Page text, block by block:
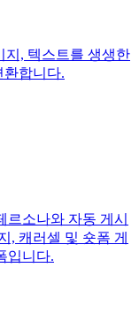
지, 텍스트를 생생한
환합니다.
소나와 자동 게시
, 캐러셀 및 숏폼 게
입니다.